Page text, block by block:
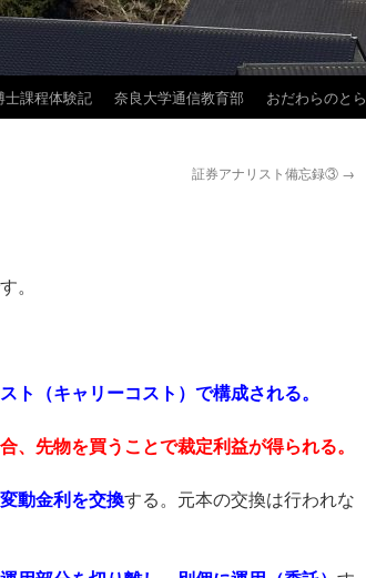
士課程体験記 奈良大学通信教育部 おだわらのとら
証券アナリスト備忘録③ →
。
ト（キャリーコスト）で構成される。
先物を買うことで裁定利益が得られる。
動金利を交換する。元本の交換は行われな